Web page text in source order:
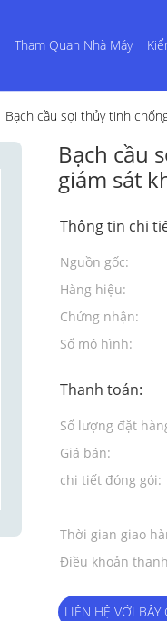
Tham Quan Nhà Máy
Bạch cầu sợi thủy tinh
Bạch cầu
giám sát
Thông tin chi
Nguồn gốc:
Hàng hiệu:
Chứng nhận:
Số mô hình:
Thanh toán:
Số lượng đặt
thiểu:
Giá bán:
chi tiết đóng gói:
Thời gian giao
Điều khoản
LIÊN HỆ VỚI BÂY